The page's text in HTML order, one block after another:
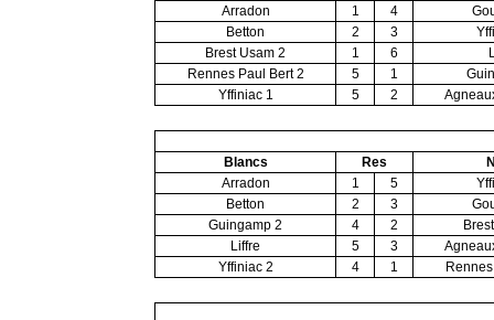
Arradon
1 4
Betton
2 3
Brest Usam 2
1 6
Rennes Paul Bert 2
5 1
Yffiniac 1
5 2
Blancs Res
Arradon
1 5
Betton
2 3
Guingamp 2
4 2
Liffre
5 3
Yffiniac 2
4 1